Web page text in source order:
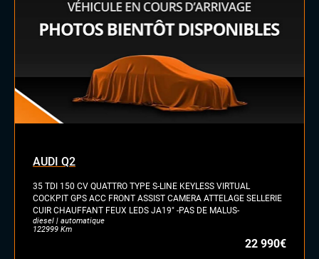
INTÉRIEUR
Volant cuir
Volant sport
AUDI Q2
35 TDI 150 CV QUATTRO TYPE S-LINE KEYLESS VIRTUAL
COCKPIT GPS ACC FRONT ASSIST CAMERA ATTELAGE SELLERIE
CUIR CHAUFFANT FEUX LEDS JA19" -PAS DE MALUS-
diesel | automatique
122999 Km
22 990€